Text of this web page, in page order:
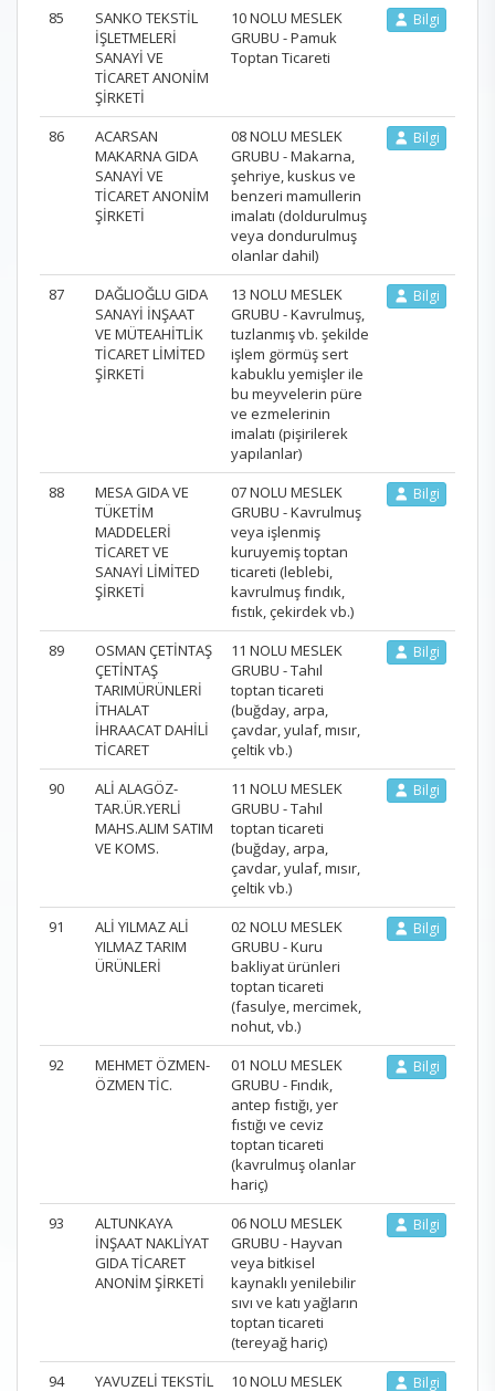
85
SANKO TEKSTİL
İŞLETMELERİ
SANAYİ VE
TİCARET ANONİM
ŞİRKETİ
10 NOLU MESLEK
GRUBU - Pamuk
Toptan Ticareti
Bilgi
86
ACARSAN
MAKARNA GIDA
SANAYİ VE
TİCARET ANONİM
ŞİRKETİ
08 NOLU MESLEK
GRUBU - Makarna,
şehriye, kuskus ve
benzeri mamullerin
imalatı (doldurulmuş
veya dondurulmuş
olanlar dahil)
Bilgi
87
DAĞLIOĞLU GIDA
SANAYİ İNŞAAT
VE MÜTEAHİTLİK
TİCARET LİMİTED
ŞİRKETİ
13 NOLU MESLEK
GRUBU - Kavrulmuş,
tuzlanmış vb. şekilde
işlem görmüş sert
kabuklu yemişler ile
bu meyvelerin püre
ve ezmelerinin
imalatı (pişirilerek
yapılanlar)
Bilgi
88
MESA GIDA VE
TÜKETİM
MADDELERİ
TİCARET VE
SANAYİ LİMİTED
ŞİRKETİ
07 NOLU MESLEK
GRUBU - Kavrulmuş
veya işlenmiş
kuruyemiş toptan
ticareti (leblebi,
kavrulmuş fındık,
fıstık, çekirdek vb.)
Bilgi
89
OSMAN ÇETİNTAŞ
ÇETİNTAŞ
TARIMÜRÜNLERİ
İTHALAT
İHRAACAT DAHİLİ
TİCARET
11 NOLU MESLEK
GRUBU - Tahıl
toptan ticareti
(buğday, arpa,
çavdar, yulaf, mısır,
çeltik vb.)
Bilgi
90
ALİ ALAGÖZ-
TAR.ÜR.YERLİ
MAHS.ALIM SATIM
VE KOMS.
11 NOLU MESLEK
GRUBU - Tahıl
toptan ticareti
(buğday, arpa,
çavdar, yulaf, mısır,
çeltik vb.)
Bilgi
91
ALİ YILMAZ ALİ
YILMAZ TARIM
ÜRÜNLERİ
02 NOLU MESLEK
GRUBU - Kuru
bakliyat ürünleri
toptan ticareti
(fasulye, mercimek,
nohut, vb.)
Bilgi
92
MEHMET ÖZMEN-
ÖZMEN TİC.
01 NOLU MESLEK
GRUBU - Fındık,
antep fıstığı, yer
fıstığı ve ceviz
toptan ticareti
(kavrulmuş olanlar
hariç)
Bilgi
93
ALTUNKAYA
İNŞAAT NAKLİYAT
GIDA TİCARET
ANONİM ŞİRKETİ
06 NOLU MESLEK
GRUBU - Hayvan
veya bitkisel
kaynaklı yenilebilir
sıvı ve katı yağların
toptan ticareti
(tereyağ hariç)
Bilgi
94
YAVUZELİ TEKSTİL
10 NOLU MESLEK
Bilgi